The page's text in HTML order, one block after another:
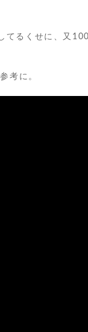
てるくせに、又
考に。